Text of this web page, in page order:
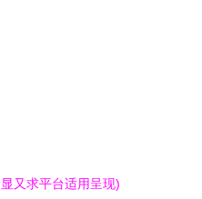
又求平台适用呈现)